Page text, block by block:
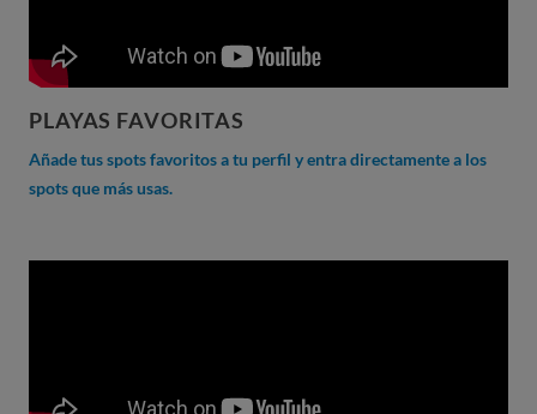
PLAYAS FAVORITAS
Añade tus spots favoritos a tu perfil y entra directamente a los
spots que más usas.